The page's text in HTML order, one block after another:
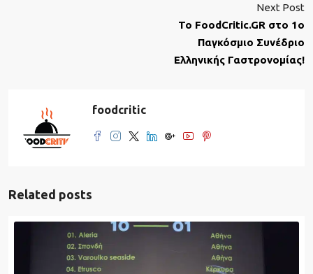
Next Post
To FoodCritic.GR στο 1ο
Παγκόσμιο Συνέδριο
Ελληνικής Γαστρονομίας!
foodcritic
Related posts